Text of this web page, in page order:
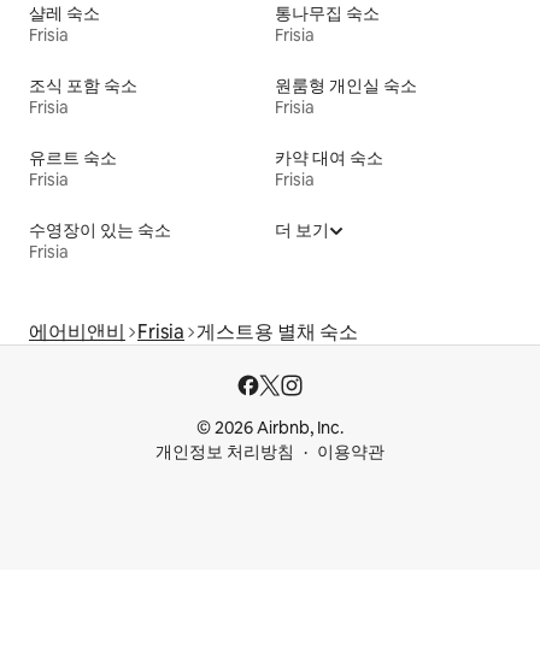
샬레 숙소
Frisia
통나무집 숙소
Frisia
조식 포함 숙소
Frisia
원룸형 개인실 숙소
Frisia
유르트 숙소
Frisia
카약 대여 숙소
Frisia
수영장이 있는 숙소
Frisia
더 보기
에어비앤비 Frisia 게스트용 별채 숙소
© 2026 Airbnb, Inc.
개인정보 처리방침
이용약관